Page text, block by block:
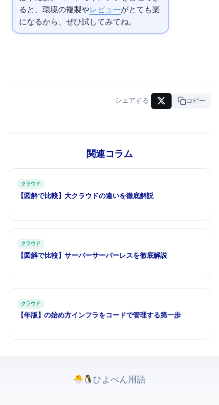
ると、環境の複製やレビューがとても楽
になるから、ぜひ試してみてね。
シェアする URLコピー
関連コラム
クラウド
【図解で比較】AWS vs Azure vs GCP — 3大クラウドの違いを徹底解説
クラウド
【図解で比較】EC2 vs Lambda — AWSサーバー vs サーバーレスを徹底解説
クラウド
【2026年版】Terraformの始め方 — インフラをコードで管理する第一歩
ひよぺんIT用語. All rights reserved.